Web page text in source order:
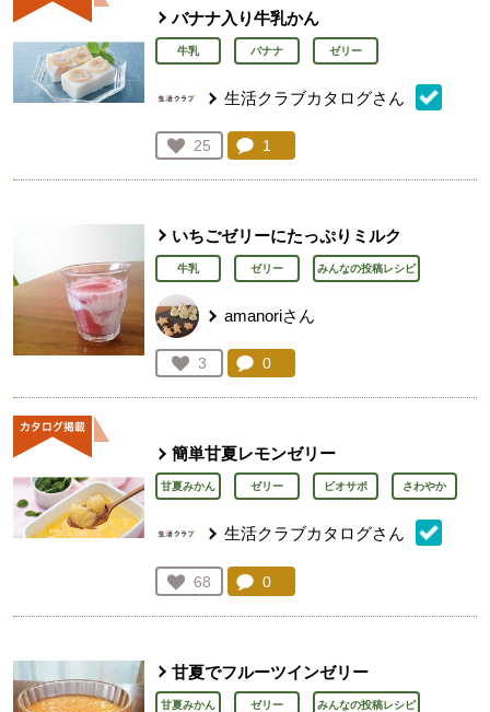
バナナ入り牛乳かん
牛乳 バナナ ゼリー
生活クラブカタログさん
お気に入り登録：
25
人が登録
コメント：
1
いちごゼリーにたっぷりミルク
牛乳 ゼリー みんなの投稿レシピ
amanoriさん
お気に入り登録：
3
人が登録
コメント：
0
簡単甘夏レモンゼリー
甘夏みかん ゼリー ビオサポ さわやか
生活クラブカタログさん
お気に入り登録：
68
人が登録
コメント：
0
甘夏でフルーツインゼリー
甘夏みかん ゼリー みんなの投稿レシピ